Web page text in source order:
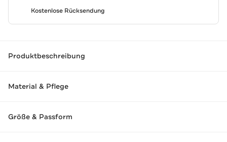
Kostenlose Rücksendung
Produktbeschreibung
Material & Pflege
Größe & Passform